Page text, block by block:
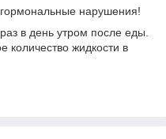
нарушения!
в день утром после еды.
количество жидкости в